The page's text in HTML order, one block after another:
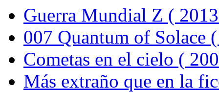
Guerra Mundial Z (
007 Quantum of Solace
Cometas en el cielo (
Más extraño que en la